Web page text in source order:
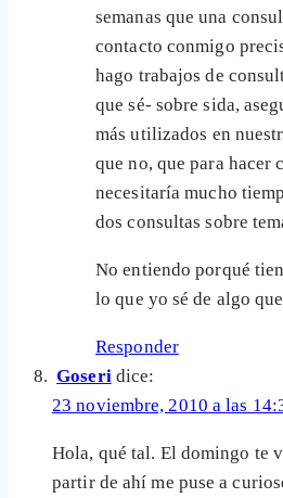
semanas que una
contacto conmigo
hago trabajos de
que sé- sobre sida,
más utilizados en
que no, que para hacer
necesitaría mucho
dos consultas sobre
No entiendo porqué
lo que yo sé de algo
Responder
Goseri dice:
23 noviembre, 2010 a las
Hola, qué tal. El domingo te
partir de ahí me puse a